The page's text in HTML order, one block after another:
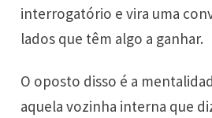
interrogatório e vira uma
lados que têm algo a ganhar.
O oposto disso é a
aquela vozinha interna que